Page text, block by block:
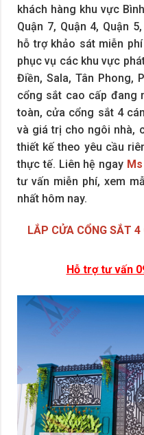
khách hàng khu vực
Quận 7, Quận 4, Quận
hỗ trợ khảo sát miễn
phục vụ các khu vực
Điền, Sala, Tân Phong,
cổng sắt cao cấp đang
toàn, cửa cổng sắt 4
và giá trị cho ngôi nhà,
thiết kế theo yêu cầu
thực tế. Liên hệ ngay
tư vấn miễn phí, xem
nhất hôm nay.
LẮP CỬA CỔNG SẮT
Hỗ trợ tư vấn